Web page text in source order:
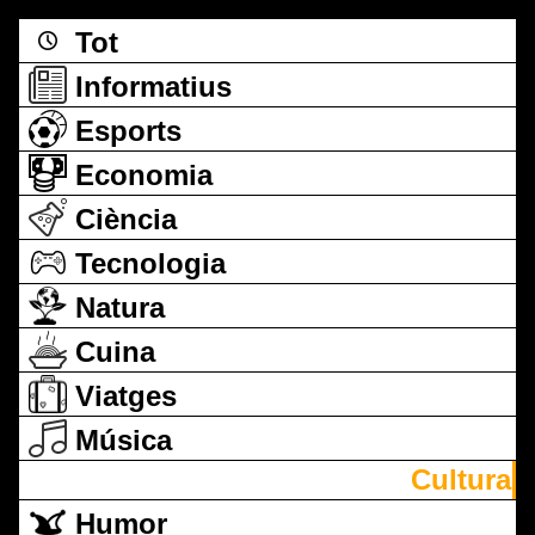
Tot
Informatius
Esports
Economia
Ciència
Tecnologia
Natura
Cuina
Viatges
Música
Cultura
Humor